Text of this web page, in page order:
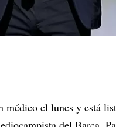
médico el lunes y está